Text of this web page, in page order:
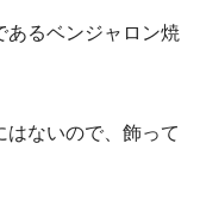
あるベンジャロン焼
はないので、飾って